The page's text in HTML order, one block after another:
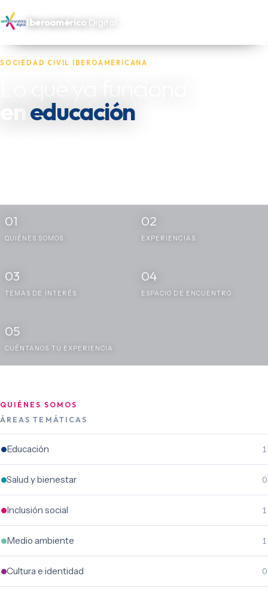
Iberoamérica Digital
SOCIEDAD CIVIL IBEROAMERICANA
salud
01
QUIÉNES SOMOS
02
EXPERIENCIAS
03
TEMAS DE INTERÉS
04
ESPACIO DE ENCUENTRO
05
CUÉNTANOS TU EXPERIENCIA
QUIÉNES SOMOS
ÁREAS TEMÁTICAS
Educación 1
Salud y bienestar 0
Inclusión social 1
Medio ambiente 1
Cultura e identidad 0